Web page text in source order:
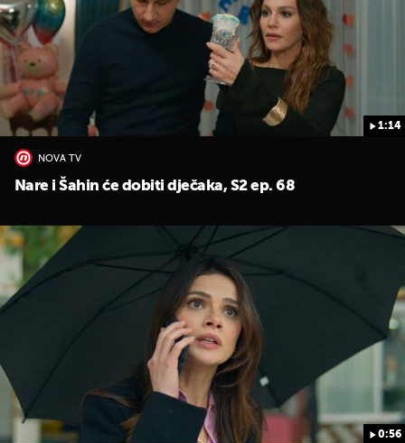
1:14
NOVA TV
Nare i Šahin će dobiti dječaka, S2 ep. 68
0:56